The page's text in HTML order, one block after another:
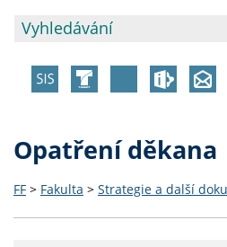
Opatření děkana
FF > Fakulta > Strategie a další